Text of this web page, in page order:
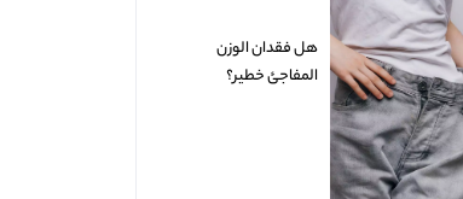
هل فقدان الوزن
المفاجئ خطير؟